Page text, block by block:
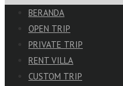
BERANDA
OPEN TRIP
PRIVATE TRIP
RENT VILLA
CUSTOM TRIP